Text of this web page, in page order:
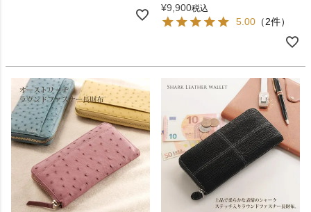
¥9,900税込
5.00 （2件）